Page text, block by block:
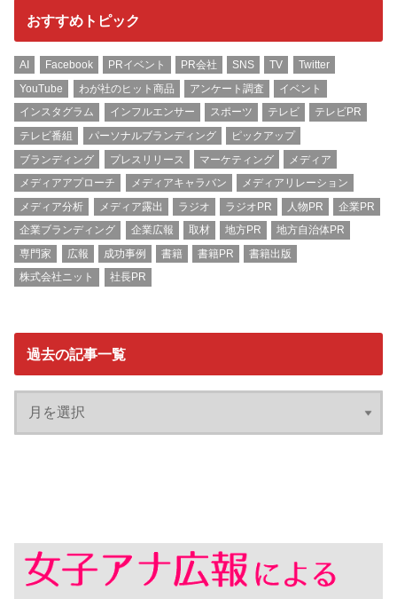
おすすめトピック
AI Facebook PRイベント PR会社 SNS TV
Twitter
YouTube
わが社のヒット商品 アンケート調査
イベント
インスタグラム
インフルエンサー スポーツ テレビ
テレビPR
テレビ番組
パーソナルブランディング
ピックアップ
ブランディング
プレスリリース マーケティング
メディア
メディアアプローチ
メディアキャラバン
メディアリレーション
メディア分析
メディア露出 ラジオ ラジオPR 人物PR
企業PR
企業ブランディング
企業広報 取材 地方PR
地方自治体PR
専門家
広報 成功事例 書籍 書籍PR
書籍出版
株式会社ニット
社長PR
過去の記事一覧